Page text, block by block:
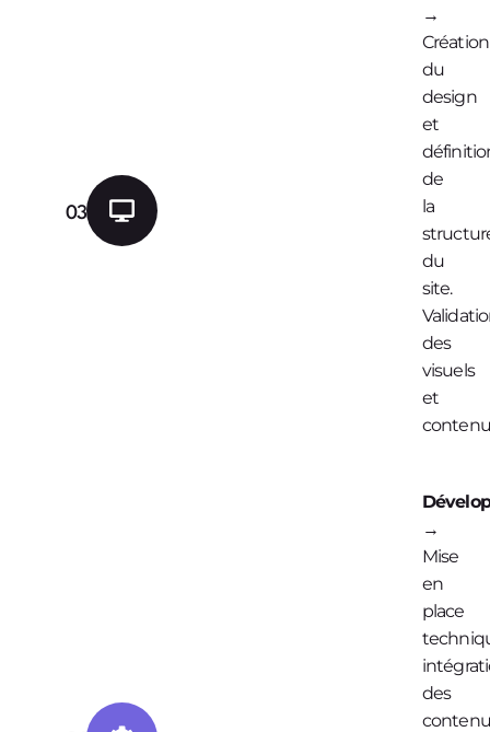
03
→
Création
du
design
et
de
la
du
site.
des
visuels
et
→
Mise
en
place
des